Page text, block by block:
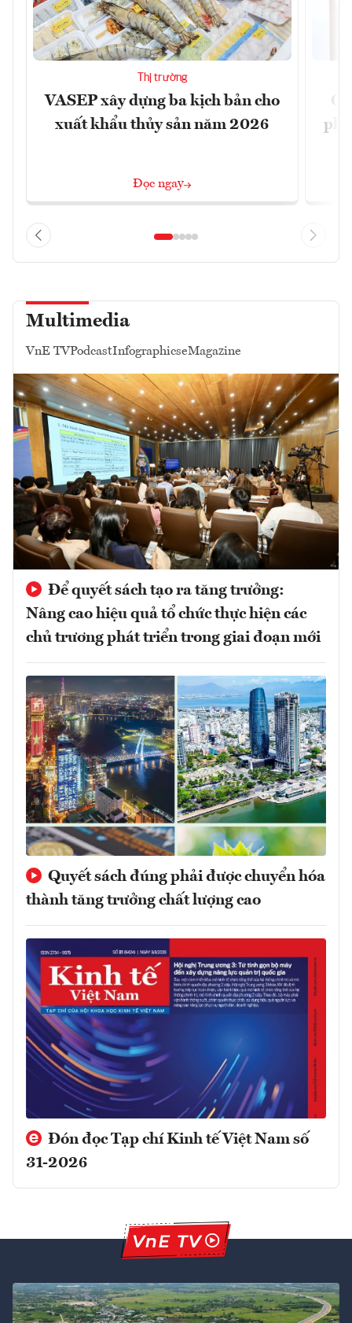
Thị trường
VASEP xây dựng ba kịch bản cho
xuất khẩu thủy sản năm 2026
Đọc ngay
Multimedia
VnE TVPodcastInfographicseMagazine
Để quyết sách tạo ra tăng trưởng:
Nâng cao hiệu quả tổ chức thực hiện các
chủ trương phát triển trong giai đoạn mới
Quyết sách đúng phải được chuyển hóa
thành tăng trưởng chất lượng cao
Đón đọc Tạp chí Kinh tế Việt Nam số
31-2026